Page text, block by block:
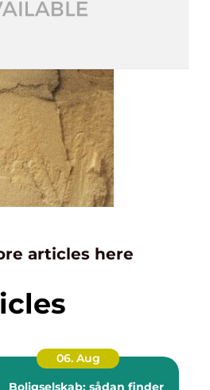
articles here
06. Aug
Boligselskab: sådan finder